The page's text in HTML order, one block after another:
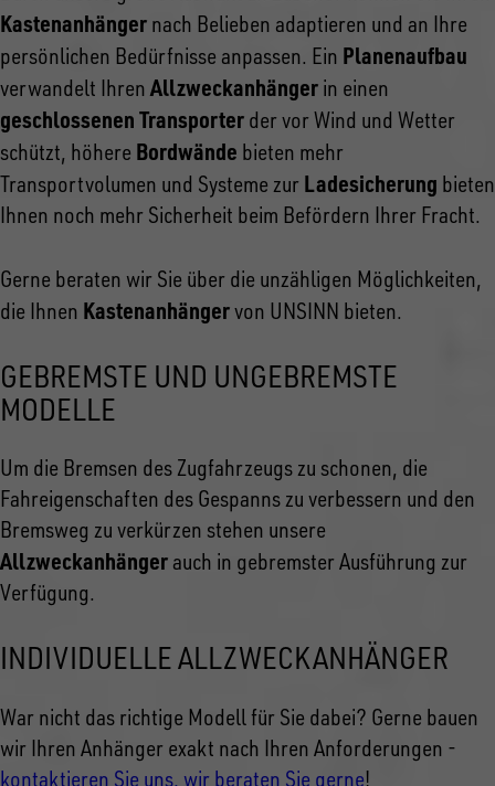
Kastenanhänger nach Belieben adaptieren und an Ihre
persönlichen Bedürfnisse anpassen. Ein Planenaufbau
verwandelt Ihren Allzweckanhänger in einen
geschlossenen Transporter der vor Wind und Wetter
schützt, höhere Bordwände bieten mehr
Transportvolumen und Systeme zur Ladesicherung bieten
Ihnen noch mehr Sicherheit beim Befördern Ihrer Fracht.
Gerne beraten wir Sie über die unzähligen Möglichkeiten,
die Ihnen Kastenanhängervon UNSINN bieten.
GEBREMSTE UND UNGEBREMSTE
MODELLE
Um die Bremsen des Zugfahrzeugs zu schonen, die
Fahreigenschaften des Gespanns zu verbessern und den
Bremsweg zu verkürzen stehen unsere
Allzweckanhänger auch in gebremster Ausführung zur
Verfügung.
INDIVIDUELLE ALLZWECKANHÄNGER
War nicht das richtige Modell für Sie dabei? Gerne bauen
wir Ihren Anhänger exakt nach Ihren Anforderungen -
kontaktieren Sie uns, wir beraten Sie gerne!